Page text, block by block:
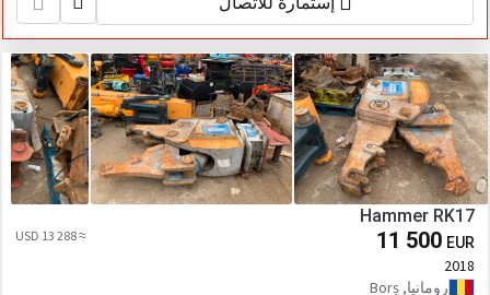
Hammer RK17
11 500 EUR
≈ 13 288 USD
2018
رومانيا, Borș